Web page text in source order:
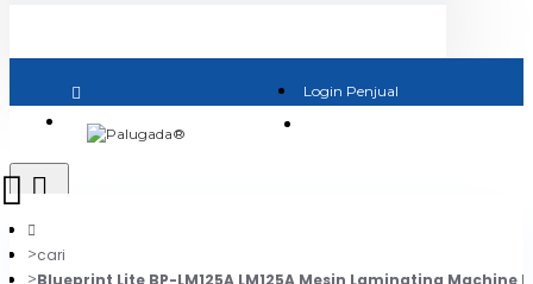
Login Penjual
cari
Blueprint Lite BP-LM125A LM125A Mesin Laminating Machine